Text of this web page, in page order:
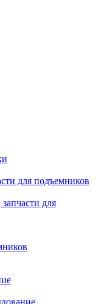
для подъемников
для